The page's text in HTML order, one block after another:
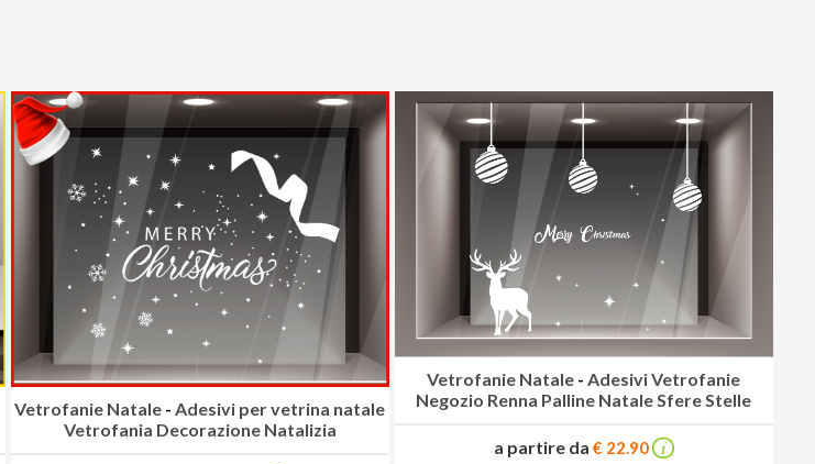
Vetrofanie Natale - Adesivi per vetrina natale
Vetrofania Decorazione Natalizia
Vetrofanie Natale -Adesivi Vetrofanie
Negozio Renna Palline Natale Sfere Stelle
a partire da € 22.90